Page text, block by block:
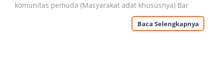
komunitas pemuda (Masyarakat adat khususnya) Bar
Baca Selengkapnya